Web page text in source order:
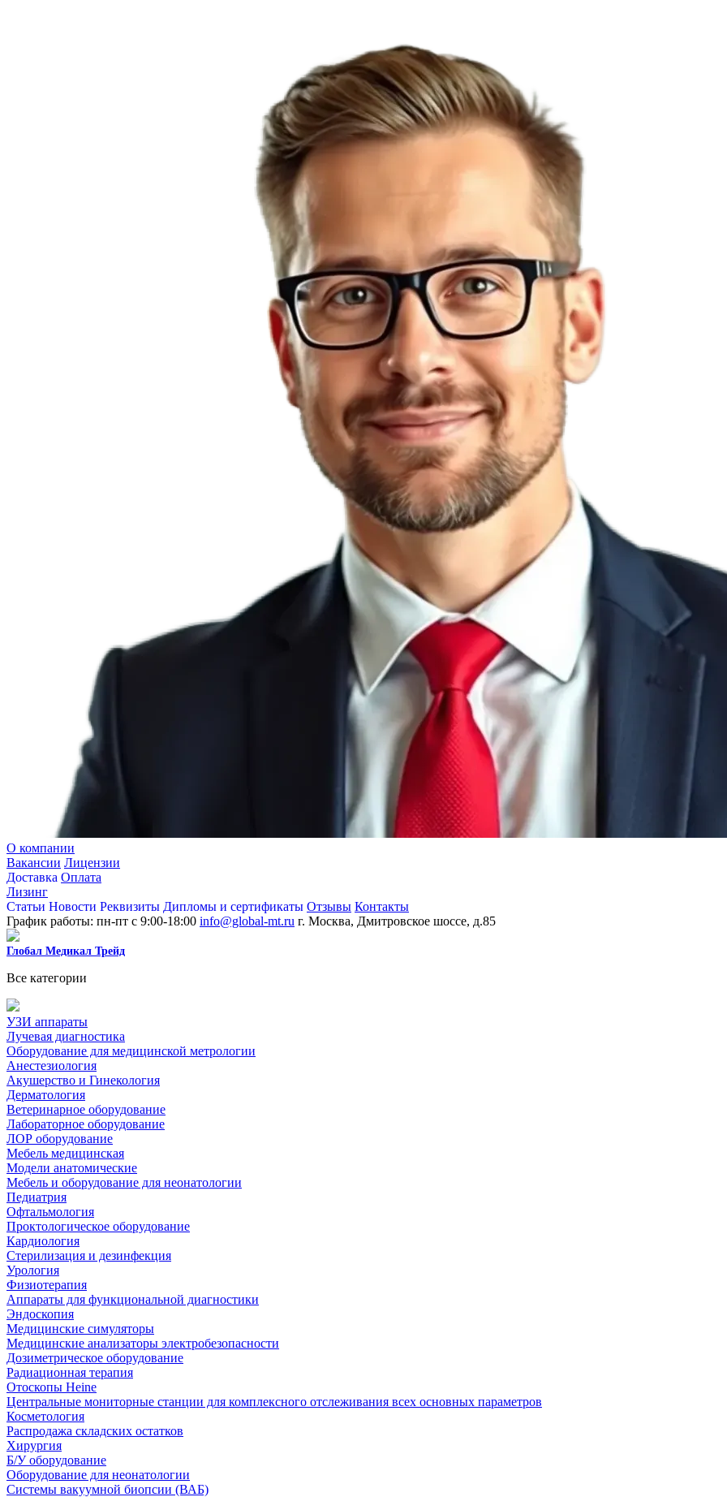
О компании
Вакансии Лицензии
Доставка Оплата
Лизинг
Статьи Новости Реквизиты Дипломы и сертификаты Отзывы Контакты
График работы: пн-пт с 9:00-18:00 info@global-mt.ru г. Москва, Дмитровское шоссе, д.85
Глобал Медикал Трейд
Все категории
УЗИ аппараты
Лучевая диагностика
Оборудование для медицинской метрологии
Анестезиология
Акушерство и Гинекология
Дерматология
Ветеринарное оборудование
Лабораторное оборудование
ЛОР оборудование
Мебель медицинская
Модели анатомические
Мебель и оборудование для неонатологии
Педиатрия
Офтальмология
Проктологическое оборудование
Кардиология
Стерилизация и дезинфекция
Урология
Физиотерапия
Аппараты для функциональной диагностики
Эндоскопия
Медицинские симуляторы
Медицинские анализаторы электробезопасности
Дозиметрическое оборудование
Радиационная терапия
Отоскопы Heine
Центральные мониторные станции для комплексного отслеживания всех основных параметров
Косметология
Распродажа складских остатков
Хирургия
Б/У оборудование
Оборудование для неонатологии
Системы вакуумной биопсии (ВАБ)